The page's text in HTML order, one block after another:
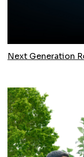
Next Generation